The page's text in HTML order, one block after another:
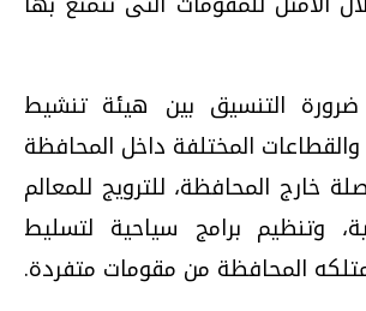
التنسيق بين هيئة تنشيط
والقطاعات المختلفة داخل المحافظة
خارج المحافظة، للترويج للمعالم
وتنظيم برامج سياحية لتسليط
المحافظة من مقومات متفردة.